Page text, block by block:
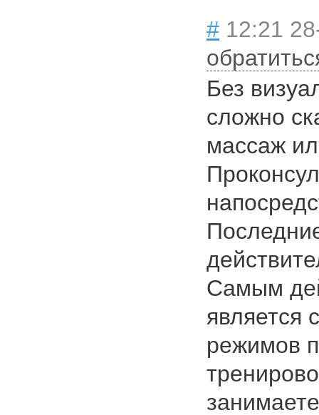
# 12:21
Без
сложно
массаж
Самым
является
режимов